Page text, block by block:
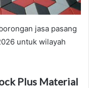
jasa pasang
untuk wilayah
Plus Material